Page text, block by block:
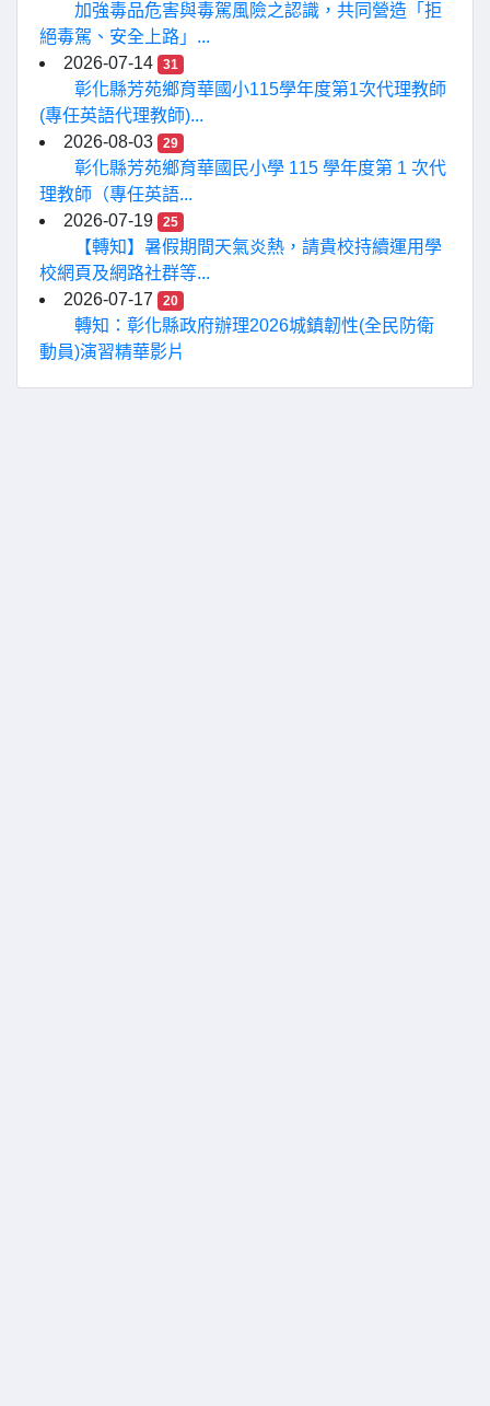
加強毒品危害與毒駕風險之認識，共同營造「拒
絕毒駕、安全上路」...
2026-07-14
31
彰化縣芳苑鄉育華國小115學年度第1次代理教師
(專任英語代理教師)...
2026-08-03
29
彰化縣芳苑鄉育華國民小學 115 學年度第 1 次代
理教師（專任英語...
2026-07-19
25
【轉知】暑假期間天氣炎熱，請貴校持續運用學
校網頁及網路社群等...
2026-07-17
20
轉知：彰化縣政府辦理2026城鎮韌性(全民防衛
動員)演習精華影片